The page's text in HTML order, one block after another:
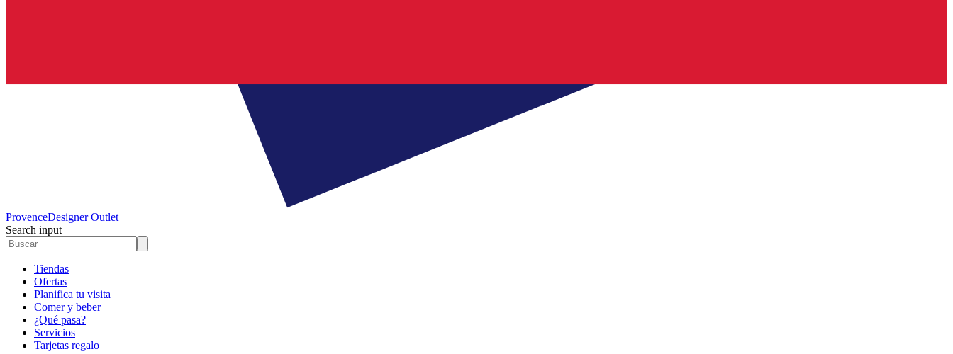
ProvenceDesigner Outlet
Search input
Tiendas
Ofertas
Planifica tu visita
Comer y beber
¿Qué pasa?
Servicios
Tarjetas regalo